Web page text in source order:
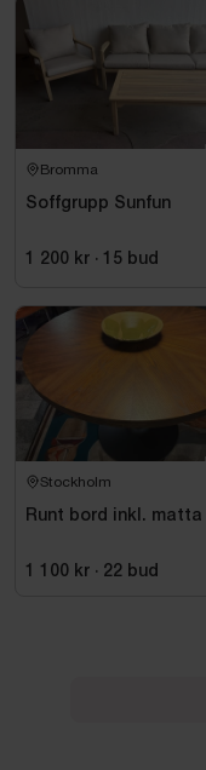
Bromma
Soffgrupp Sunfun
1 200 kr · 15 bud
Stockholm
Runt bord inkl. matta
1 100 kr · 22 bud